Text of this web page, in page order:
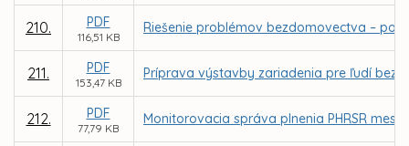
210. PDF
116,51 KB
Riešenie problémov bezdomovectva –
211. PDF
153,47 KB
Príprava výstavby zariadenia pre ľudí bez
212. PDF
77,79 KB
Monitorovacia správa plnenia PHRSR